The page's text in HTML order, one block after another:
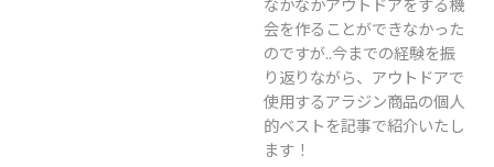
会を作ることができなかった
のですが..今までの経験を振
り返りながら、アウトドアで
使用するアラジン商品の個人
的ベストを記事で紹介いたし
ます！